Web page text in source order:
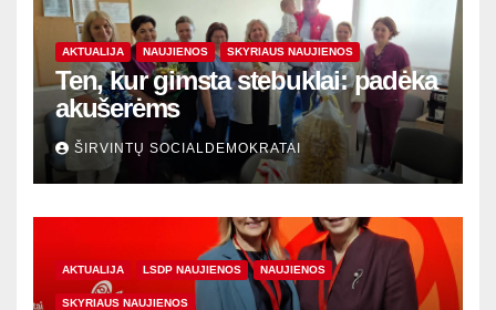
AKTUALIJA NAUJIENOS SKYRIAUS NAUJIENOS
Ten, kur gimsta stebuklai: padėka
akušerėms
ŠIRVINTŲ SOCIALDEMOKRATAI
AKTUALIJA LSDP NAUJIENOS NAUJIENOS
SKYRIAUS NAUJIENOS